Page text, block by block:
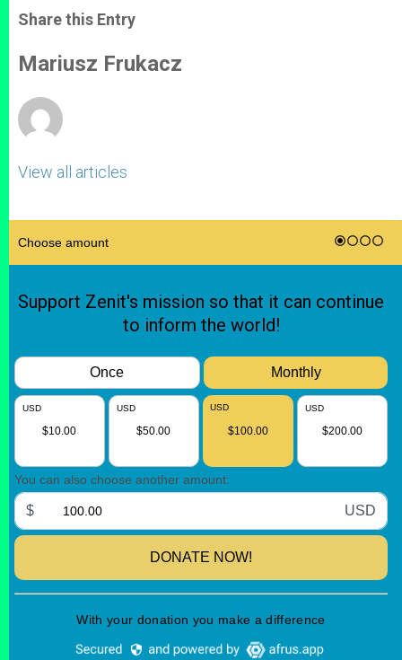
t
s
p
p
s
e
g
e
e
b
o
k
r
Share this Entry
Mariusz Frukacz
View all articles